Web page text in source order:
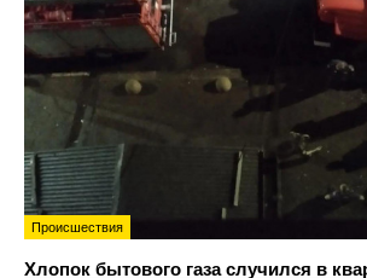
Происшествия
Хлопок бытового газа случился в